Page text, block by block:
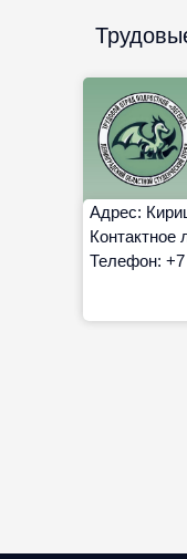
Адрес:
Контактное
Телефон: +7